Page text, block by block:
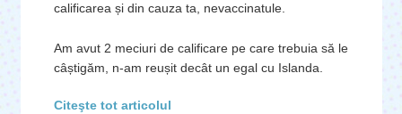
calificarea și din cauza ta, nevaccinatule.
Am avut 2 meciuri de calificare pe care trebuia să le
câștigăm, n-am reușit decât un egal cu Islanda.
Citeşte tot articolul